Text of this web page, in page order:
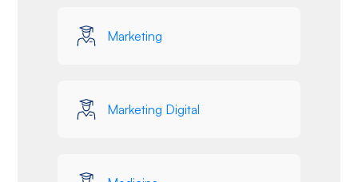
Marketing
Marketing Digital